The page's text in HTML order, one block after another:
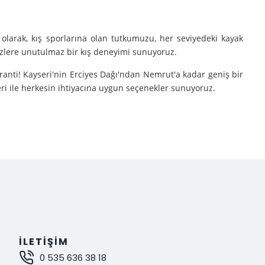
kış sporlarına olan tutkumuzu, her seviyedeki kayak
unutulmaz bir kış deneyimi sunuyoruz.
Kayseri'nin Erciyes Dağı'ndan Nemrut'a kadar geniş bir
ile herkesin ihtiyacına uygun seçenekler sunuyoruz.
çıkarıyoruz.
bir deneyim sunuyoruz.
İLETIŞIM
0 535 636 38 18